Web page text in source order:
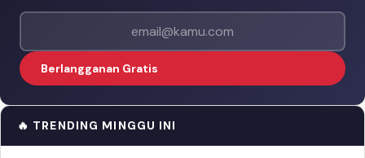
Alamat email
Berlangganan Gratis
🔥 TRENDING MINGGU INI